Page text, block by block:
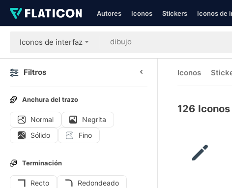
Autores Iconos Stickers Iconos de
Iconos de interfaz
Filtros
Anchura del trazo
Normal
Negrita
Sólido
Fino
Terminación
Recto Redondeado
Iconos
126